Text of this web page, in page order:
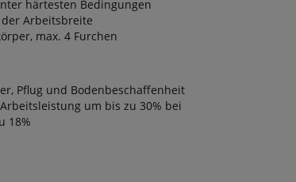
härtesten Bedingungen
Arbeitsbreite
max. 4 Furchen
Pflug und Bodenbeschaffenheit
um bis zu 30% bei
18%